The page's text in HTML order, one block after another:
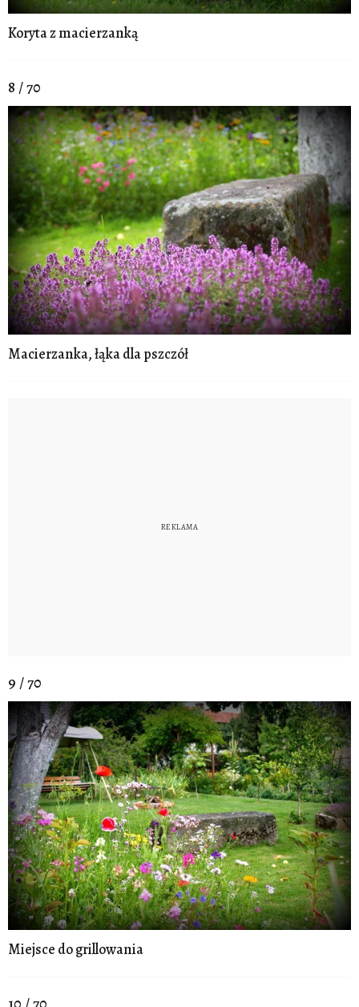
Koryta z macierzanką
8 / 70
Macierzanka, łąka dla pszczół
9 / 70
Miejsce do grillowania